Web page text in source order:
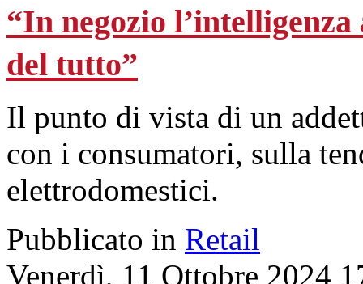
“In negozio
del tutto”
Il punto di vista di un
con i consumatori, sulla
elettrodomestici.
Pubblicato in Retail
Venerdì, 11 Ottobre 2024